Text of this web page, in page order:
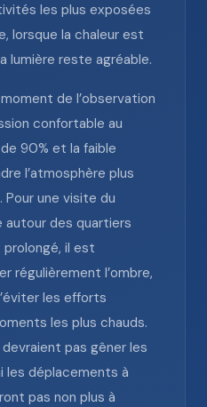
les plus exposées
lorsque la chaleur est
lumière reste agréable.
de l’observation
confortable au
90% et la faible
l’atmosphère plus
Pour une visite du
autour des quartiers
il est
régulièrement l’ombre,
les efforts
les plus chauds.
pas gêner les
les déplacements à
pas non plus à